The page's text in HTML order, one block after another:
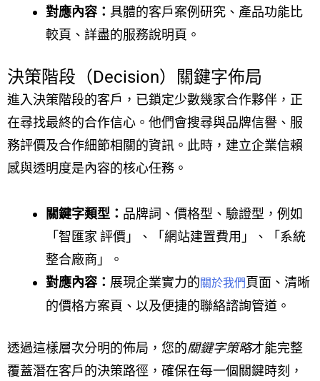
對應內容： 具體的客戶案例研究、產品功能比
較頁、詳盡的服務說明頁。
決策階段（Decision）關鍵字佈局
進入決策階段的客戶，已鎖定少數幾家合作夥伴，正
在尋找最終的合作信心。他們會搜尋與品牌信譽、服
務評價及合作細節相關的資訊。此時，建立企業信賴
感與透明度是內容的核心任務。
關鍵字類型： 品牌詞、價格型、驗證型，例如
「智匯家 評價」、「網站建置費用」、「系統
整合廠商」。
對應內容： 展現企業實力的關於我們頁面、清晰
的價格方案頁、以及便捷的聯絡諮詢管道。
透過這樣層次分明的佈局，您的關鍵字策略才能完整
覆蓋潛在客戶的決策路徑，確保在每一個關鍵時刻，